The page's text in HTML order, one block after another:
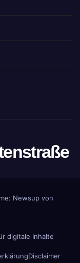
Newsup von
digitale Inhalte
Disclaimer